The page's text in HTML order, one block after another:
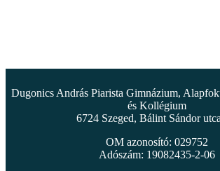
Dugonics András Piarista Gimnázium,
és Kollégium
6724 Szeged, Bálint Sándor
OM azonosító: 029752
Adószám: 19082435-2-06